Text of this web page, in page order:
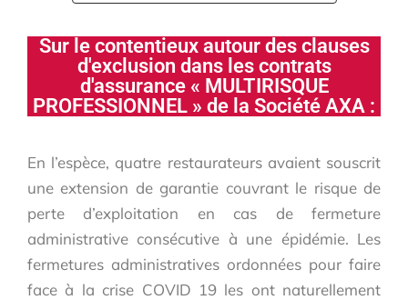
Sur le contentieux autour des clauses
d'exclusion dans les contrats
d'assurance « MULTIRISQUE
PROFESSIONNEL » de la Société AXA :
En l’espèce, quatre restaurateurs avaient souscrit
une extension de garantie couvrant le risque de
perte d’exploitation en cas de fermeture
administrative consécutive à une épidémie. Les
fermetures administratives ordonnées pour faire
face à la crise COVID 19 les ont naturellement